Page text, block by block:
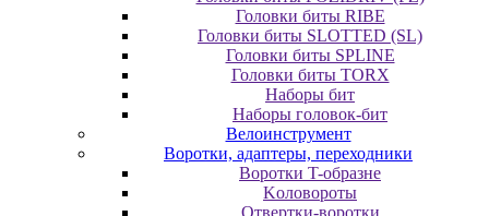
Головки биты RIBE
Головки биты SLOTTED (SL)
Головки биты SPLINE
Головки биты TORX
Наборы бит
Наборы головок-бит
Велоинструмент
Воротки, адаптеры, переходники
Bopoтки T-oбpaзне
Koлoвopoты
Oтвepтки-вopoтки